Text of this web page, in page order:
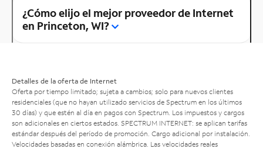
¿Cómo elijo el mejor proveedor de Internet
en Princeton, WI?
Detalles de la oferta de Internet
Oferta por tiempo limitado; sujeta a cambios; solo para nuevos clientes
residenciales (que no hayan utilizado servicios de Spectrum en los últimos
30 días) y que estén al día en pagos con Spectrum. Los impuestos y cargos
son adicionales en ciertos estados. SPECTRUM INTERNET: se aplican tarifas
estándar después del período de promoción. Cargo adicional por instalación.
Velocidades basadas en conexión alámbrica. Las velocidades reales